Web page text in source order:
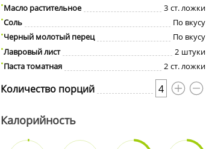
Масло растительное
3 ст. ложки
Соль
По вкусу
Черный молотый перец
По вкусу
Лавровый лист
2 штуки
Паста томатная
2 ст. ложки
Количество порций 4
Калорийность